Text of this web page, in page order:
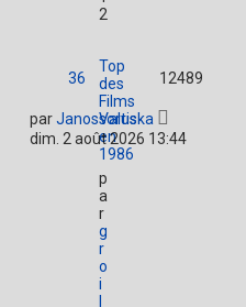
2
Top
des
Films
sortis
en
1986
p
a
r
g
r
o
i
36 12489
parJanosValuska
dim. 2 août 2026 13:44